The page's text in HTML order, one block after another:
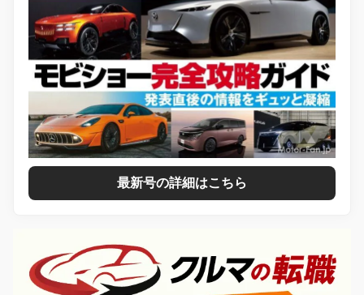
最新号の詳細はこちら